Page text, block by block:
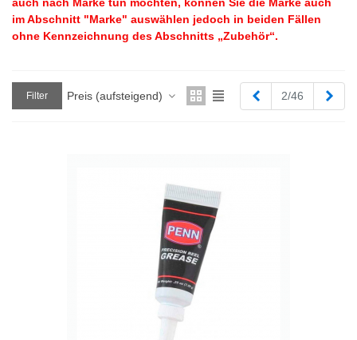
im Abschnitt "Marke" auswählen jedoch in beiden Fällen
ohne Kennzeichnung des Abschnitts „Zubehör“.
Filter Preis (aufsteigend) Zurück
2/46